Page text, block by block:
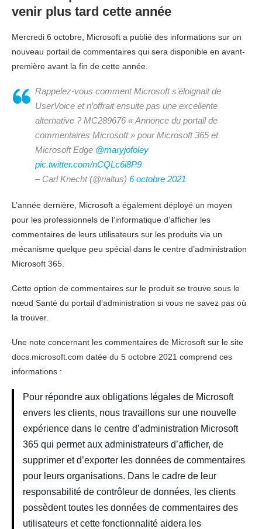
venir plus tard cette année
Mercredi 6 octobre, Microsoft a publié des informations sur un
nouveau portail de commentaires qui sera disponible en avant-
première avant la fin de cette année.
Rappelez-vous comment Microsoft s’éloignait de
UserVoice et n’offrait ensuite pas une excellente
alternative ? MC289676 « Annonce du portail de
commentaires Microsoft » pour Microsoft 365 et
Microsoft Edge @maryjofoley
pic.twitter.com/nCQLc6i8P9
– Carl Knecht (@rialtus) 6 octobre 2021
L’année dernière, Microsoft a également déployé un moyen
pour les professionnels de l’informatique d’afficher les
commentaires de leurs utilisateurs sur les produits via un
mécanisme quelque peu spécial dans le centre d’administration
Microsoft 365.
Cette option de commentaires sur le produit se trouve sous le
nœud Santé du portail d’administration si vous ne savez pas où
la trouver.
Une note concernant les commentaires de Microsoft sur le site
docs.microsoft.com datée du 5 octobre 2021 comprend ces
informations :
Pour répondre aux obligations légales de Microsoft
envers les clients, nous travaillons sur une nouvelle
expérience dans le centre d’administration Microsoft
365 qui permet aux administrateurs d’afficher, de
supprimer et d’exporter les données de commentaires
pour leurs organisations. Dans le cadre de leur
responsabilité de contrôleur de données, les clients
possèdent toutes les données de commentaires des
utilisateurs et cette fonctionnalité aidera les